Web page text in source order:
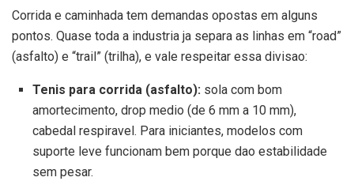
Corrida e caminhada tem demandas opostas em alguns
pontos. Quase toda a industria ja separa as linhas em “road”
(asfalto) e “trail” (trilha), e vale respeitar essa divisao:
Tenis para corrida (asfalto):sola com bom
amortecimento, drop medio (de 6 mm a 10 mm),
cabedal respiravel. Para iniciantes, modelos com
suporte leve funcionam bem porque dao estabilidade
sem pesar.